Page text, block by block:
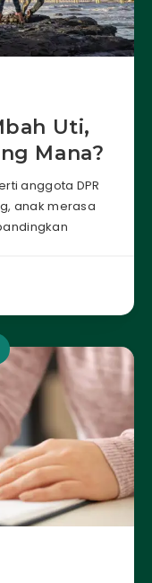
Uti,
Mana?
anggota DPR
anak merasa